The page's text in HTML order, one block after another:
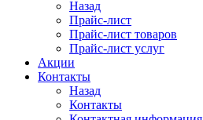
Назад
Прайс-лист
Прайс-лист товаров
Прайс-лист услуг
Акции
Контакты
Назад
Контакты